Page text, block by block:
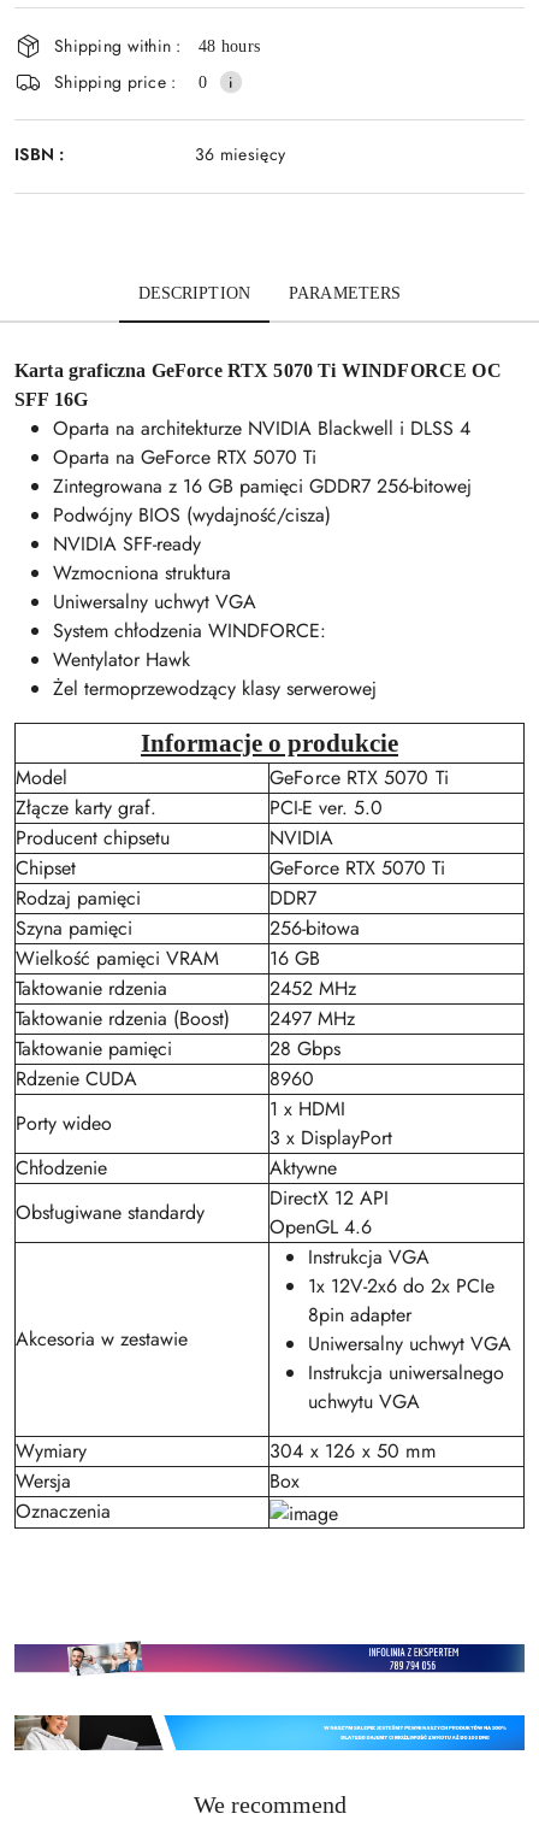
Shipping within : 48 hours
Shipping price : 0
ISBN : 36 miesięcy
DESCRIPTION PARAMETERS
Karta graficzna GeForce RTX 5070 Ti WINDFORCE OC
SFF 16G
Oparta na architekturze NVIDIA Blackwell i DLSS 4
Oparta na GeForce RTX 5070 Ti
Zintegrowana z 16 GB pamięci GDDR7 256-bitowej
Podwójny BIOS (wydajność/cisza)
NVIDIA SFF-ready
Wzmocniona struktura
Uniwersalny uchwyt VGA
System chłodzenia WINDFORCE:
Wentylator Hawk
Żel termoprzewodzący klasy serwerowej
Informacje o produkcie
Model
GeForce RTX 5070 Ti
Złącze karty graf.
PCI-E ver. 5.0
Producent chipsetu
NVIDIA
Chipset
GeForce RTX 5070 Ti
Rodzaj pamięci
DDR7
Szyna pamięci
256-bitowa
Wielkość pamięci VRAM
16 GB
Taktowanie rdzenia
2452 MHz
Taktowanie rdzenia (Boost)
2497 MHz
Taktowanie pamięci
28 Gbps
Rdzenie CUDA
8960
Porty wideo
1 x HDMI
3 x DisplayPort
Chłodzenie
Aktywne
Obsługiwane standardy
DirectX 12 API
OpenGL 4.6
Akcesoria w zestawie
Instrukcja VGA
1x 12V-2x6 do 2x PCIe
8pin adapter
Uniwersalny uchwyt VGA
Instrukcja uniwersalnego
uchwytu VGA
Wymiary
304 x 126 x 50 mm
Wersja
Box
Oznaczenia
Skip the carousel of products
Status
We recommend